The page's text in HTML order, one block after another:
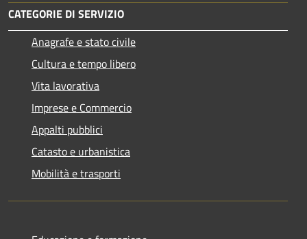
CATEGORIE DI SERVIZIO
Anagrafe e stato civile
Cultura e tempo libero
Vita lavorativa
Imprese e Commercio
Appalti pubblici
Catasto e urbanistica
Mobilità e trasporti